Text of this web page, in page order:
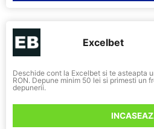
Excelbet
Deschide cont la Excelbet si te asteapta
RON. Depune minim 50 lei si primesti un
depunerii.